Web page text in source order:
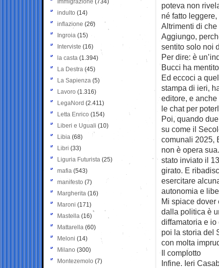
poteva non
né fatto
Altrimenti di
Aggiungo,
sentito solo noi
Per dire: è
Bucci ha mentito
Ed eccoci a
stampa di ieri,
editore, e
le chat per
Poi, quando
su come il
comunali 2025,
non è opera
stato inviato il
girato. E
esercitare
autonomia e
Mi spiace dover
dalla politica è
diffamatoria e
poi la storia del
con molta
Il complotto
Infine. Ieri
Immigrazione (734)
indulto (14)
inflazione (26)
Ingroia (15)
Interviste (16)
la casta (1.394)
La Destra (45)
La Sapienza (5)
Lavoro (1.316)
LegaNord (2.411)
Letta Enrico (154)
Liberi e Uguali (10)
Libia (68)
Libri (33)
Liguria Futurista (25)
mafia (543)
manifesto (7)
Margherita (16)
Maroni (171)
Mastella (16)
Mattarella (60)
Meloni (14)
Milano (300)
Montezemolo (7)